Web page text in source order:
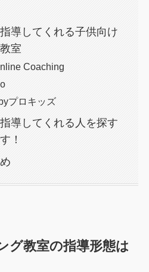
導してくれる子供向け
室
Coaching
プロキッズ
導してくれる人を探す
！
グ教室の指導形態は